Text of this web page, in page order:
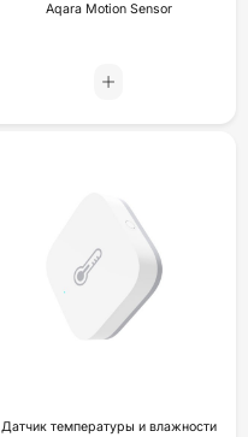
Aqara Motion Sensor
Датчик температуры и влажности